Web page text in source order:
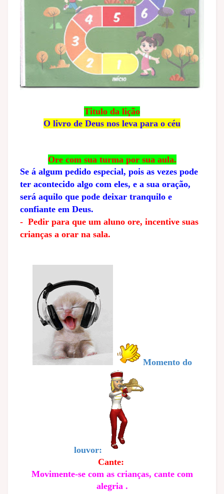
Titulo da lição
O livro de Deus nos leva para o céu
Ore com sua turma por sua aula.
Se á algum pedido especial, pois as vezes pode
ter acontecido algo com eles, e a sua oração,
será aquilo que pode deixar tranquilo e
confiante em Deus.
- Pedir para que um aluno ore, incentive suas
crianças a orar na sala.
Momento do
louvor:
Cante:
Movimente-se com as crianças, cante com
alegria .